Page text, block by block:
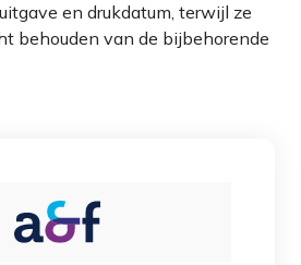
en drukdatum, terwijl ze
behouden van de bijbehorende